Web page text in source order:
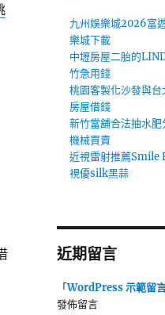
九州娛樂城2026富
樂城下載
中壢房屋二胎的
竹急用錢
桃園客製化沙發與
房屋借錢
新竹當舖合法抽水
機械買賣
近視雷射推薦Smile
視優silk黑蒜
近期留言
「WordPress 示範留
發佈留言